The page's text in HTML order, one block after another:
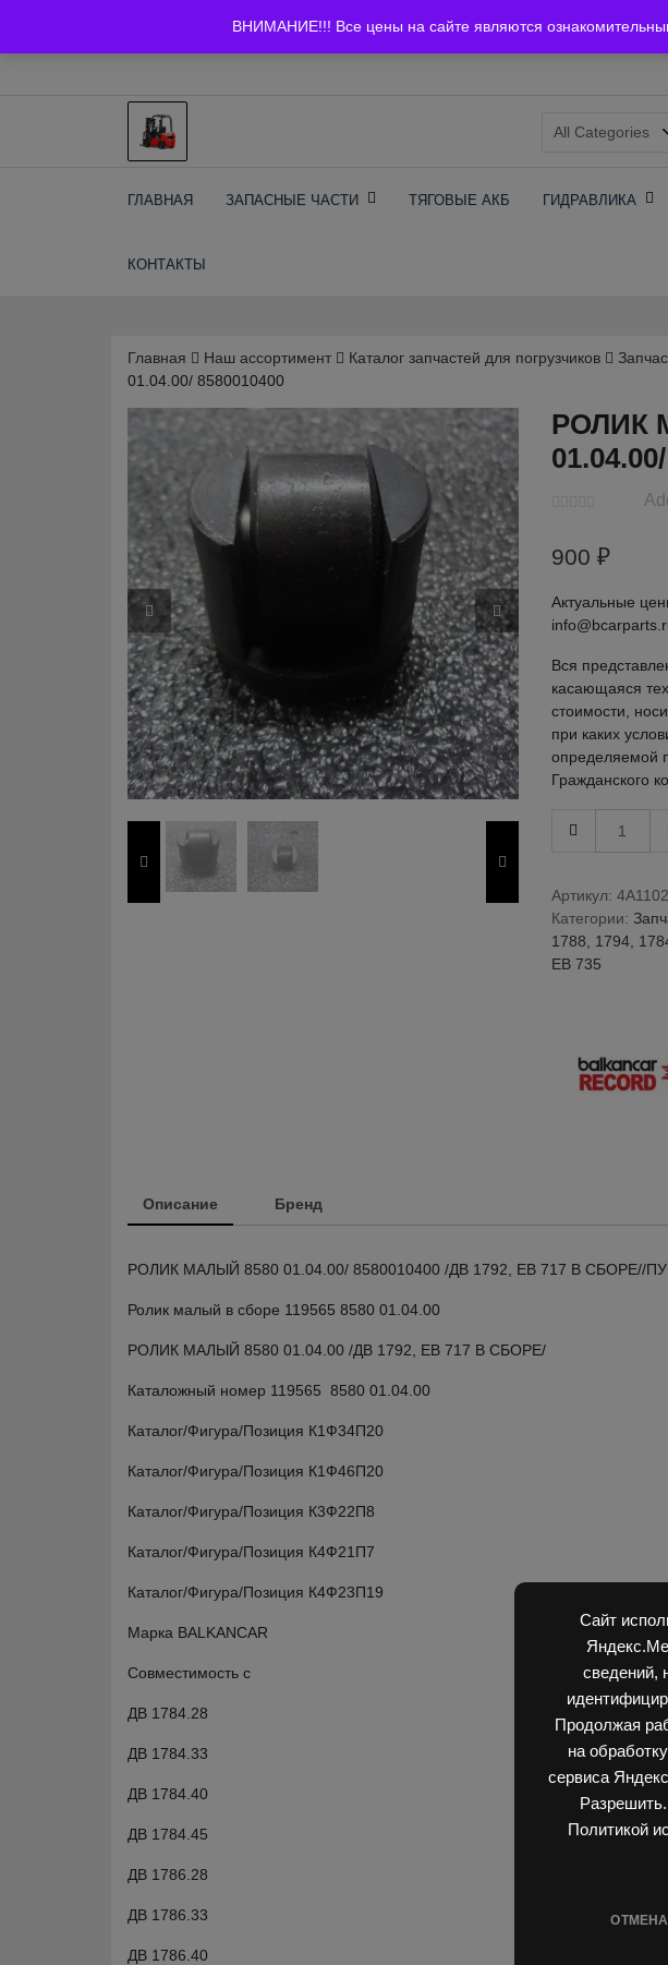
Сайт
сведений,
Продолжая
на
сервиса
Политикой
ОТМЕНА
ВНИМАНИЕ!!! Все цены на сайте являются
content
Запчасти для вилочых
ГЛАВНАЯ ЗАПАСНЫЕ ЧАСТИ ТЯГОВЫЕ АКБ ГИДРАВЛИКА
КОНТАКТЫ
Главная Наш ассортимент Каталог запчастей для погрузчиков
01.04.00/ 8580010400
РОЛИК
900 ₽
Актуальные
Вся
касающаяся
стоимости,
при каких
определяемой
Гражданского
МАЛЫЙ
01.04.00/
quantity
Артикул:
Категории:
1788, 1794,
ЕВ 735
Описание Бренд
РОЛИК МАЛЫЙ 8580 01.04.00/ 8580010400 /ДВ 1792, ЕВ 717 В СБОРЕ//ПУ
Ролик малый в сборе 119565 8580 01.04.00
РОЛИК МАЛЫЙ 8580 01.04.00 /ДВ 1792, ЕВ 717 В СБОРЕ/
Каталожный номер 119565 8580 01.04.00
Каталог/Фигура/Позиция К1Ф34П20
Каталог/Фигура/Позиция К1Ф46П20
Каталог/Фигура/Позиция К3Ф22П8
Каталог/Фигура/Позиция К4Ф21П7
Каталог/Фигура/Позиция К4Ф23П19
Марка BALKANCAR
Совместимость с
ДВ 1784.28
ДВ 1784.33
ДВ 1784.40
ДВ 1784.45
ДВ 1786.28
ДВ 1786.33
ДВ 1786.40